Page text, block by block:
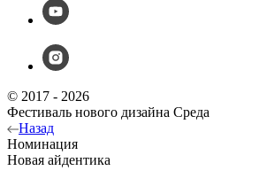
© 2017 - 2026
Фестиваль нового дизайна Среда
Назад
Номинация
Новая айдентика